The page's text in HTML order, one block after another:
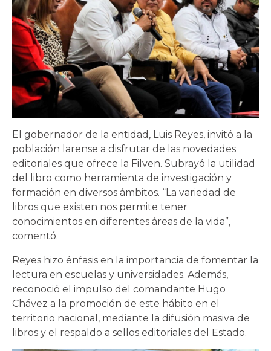
El gobernador de la entidad, Luis Reyes, invitó a la
población larense a disfrutar de las novedades
editoriales que ofrece la Filven. Subrayó la utilidad
del libro como herramienta de investigación y
formación en diversos ámbitos. “La variedad de
libros que existen nos permite tener
conocimientos en diferentes áreas de la vida”,
comentó.
Reyes hizo énfasis en la importancia de fomentar la
lectura en escuelas y universidades. Además,
reconoció el impulso del comandante Hugo
Chávez a la promoción de este hábito en el
territorio nacional, mediante la difusión masiva de
libros y el respaldo a sellos editoriales del Estado.